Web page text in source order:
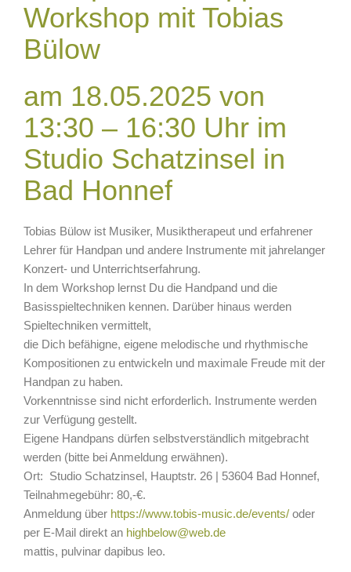
Workshop mit Tobias
Bülow
am 18.05.2025 von
13:30 – 16:30 Uhr im
Studio Schatzinsel in
Bad Honnef
Tobias Bülow ist Musiker, Musiktherapeut und erfahrener
Lehrer für Handpan und andere Instrumente mit jahrelanger
Konzert- und Unterrichtserfahrung.
In dem Workshop lernst Du die Handpand und die
Basisspieltechniken kennen. Darüber hinaus werden
Spieltechniken vermittelt,
die Dich befähigne, eigene melodische und rhythmische
Kompositionen zu entwickeln und maximale Freude mit der
Handpan zu haben.
Vorkenntnisse sind nicht erforderlich. Instrumente werden
zur Verfügung gestellt.
Eigene Handpans dürfen selbstverständlich mitgebracht
werden (bitte bei Anmeldung erwähnen).
Ort: Studio Schatzinsel, Hauptstr. 26 | 53604 Bad Honnef,
Teilnahmegebühr: 80,-€.
Anmeldung über https://www.tobis-music.de/events/ oder
per E-Mail direkt an highbelow@web.de
mattis, pulvinar dapibus leo.